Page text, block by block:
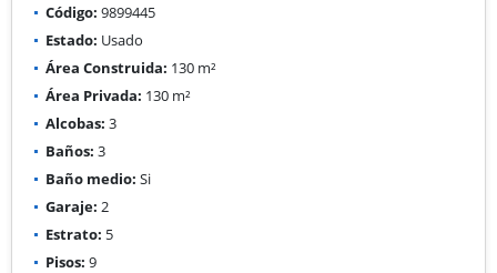
Código: 9899445
Estado: Usado
Área Construida: 130 m²
Área Privada: 130 m²
Alcobas: 3
Baños: 3
Baño medio: Si
Garaje: 2
Estrato: 5
Pisos: 9